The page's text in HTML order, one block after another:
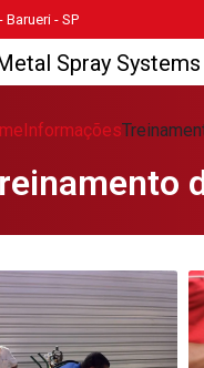
Barueri - SP
Informações